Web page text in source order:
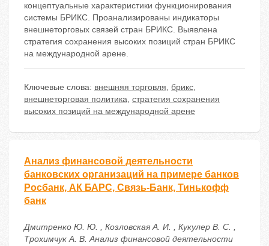
концептуальные характеристики функционирования
системы БРИКС. Проанализированы индикаторы
внешнеторговых связей стран БРИКС. Выявлена
стратегия сохранения высоких позиций стран БРИКС
на международной арене.
Ключевые слова: внешняя торговля, брикс,
внешнеторговая политика, стратегия сохранения
высоких позиций на международной арене
Анализ финансовой деятельности
банковских организаций на примере банков
Росбанк, АК БАРС, Связь-Банк, Тинькофф
банк
Дмитренко Ю. Ю. , Козловская А. И. , Кукулер В. С. ,
Трохимчук А. В. Анализ финансовой деятельности